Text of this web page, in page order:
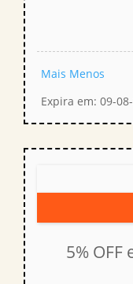
Mais Menos
Expira em: 09-
5%